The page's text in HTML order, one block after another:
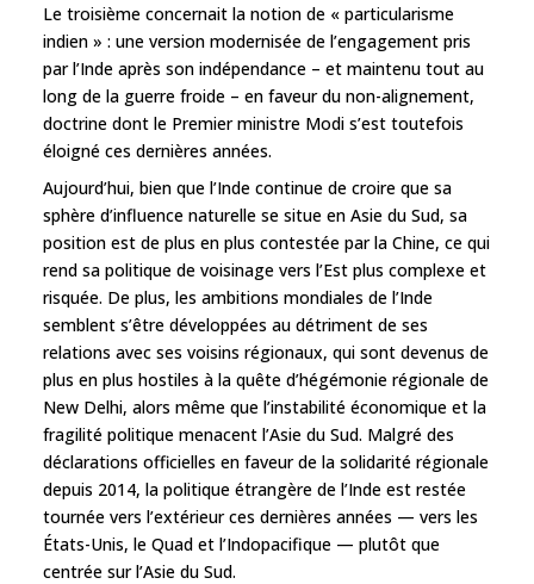
Le troisième concernait la notion de « particularisme
indien » : une version modernisée de l’engagement pris
par l’Inde après son indépendance – et maintenu tout au
long de la guerre froide – en faveur du non-alignement,
doctrine dont le Premier ministre Modi s’est toutefois
éloigné ces dernières années.
Aujourd’hui, bien que l’Inde continue de croire que sa
sphère d’influence naturelle se situe en Asie du Sud, sa
position est de plus en plus contestée par la Chine, ce qui
rend sa politique de voisinage vers l’Est plus complexe et
risquée. De plus, les ambitions mondiales de l’Inde
semblent s’être développées au détriment de ses
relations avec ses voisins régionaux, qui sont devenus de
plus en plus hostiles à la quête d’hégémonie régionale de
New Delhi, alors même que l’instabilité économique et la
fragilité politique menacent l’Asie du Sud. Malgré des
déclarations officielles en faveur de la solidarité régionale
depuis 2014, la politique étrangère de l’Inde est restée
tournée vers l’extérieur ces dernières années — vers les
États-Unis, le Quad et l’Indopacifique — plutôt que
centrée sur l’Asie du Sud.